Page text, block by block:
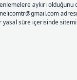
aykırı olduğunu
süre içerisinde